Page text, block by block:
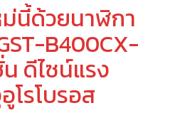
นี้ด้วยนาฬิกา
B400CX-
ดีไซน์แรง
โรโบรอส